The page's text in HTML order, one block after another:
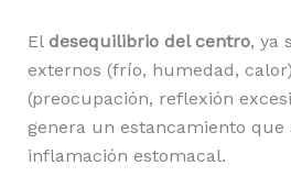
El desequilibrio del centro, ya
externos (frío, humedad,
(preocupación, reflexión
genera un estancamiento que
inflamación estomacal.